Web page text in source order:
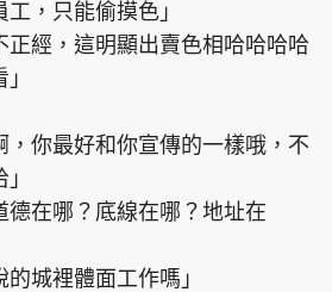
工，只能偷摸色」
正經，這明顯出賣色相哈哈哈哈
，你最好和你宣傳的一樣哦，不
德在哪？底線在哪？地址在
的城裡體面工作嗎」